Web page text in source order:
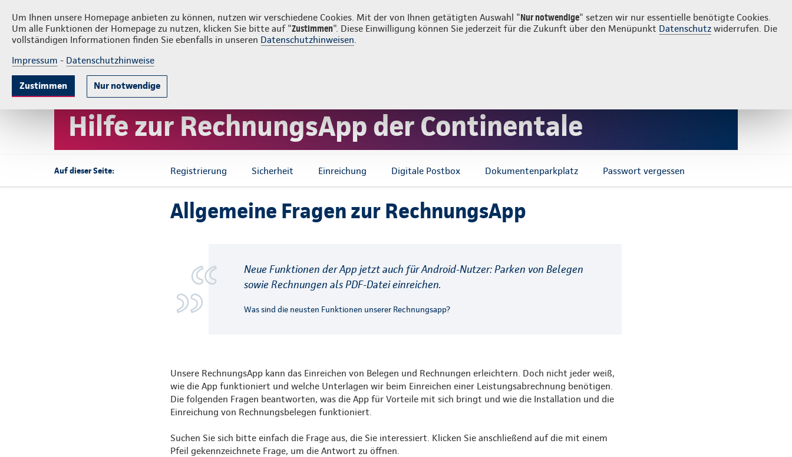
Um Ihnen unsere Homepage anbieten zu können, nutzen wir verschiedene Cookies. Mit der von Ihnen getätigten Auswahl "Nur notwendige" setzen wir nur essentielle benötigte Cookies.
Um alle Funktionen der Homepage zu nutzen, klicken Sie bitte auf "Zustimmen". Diese Einwilligung können Sie jederzeit für die Zukunft über den Menüpunkt Datenschutz widerrufen. Die
vollständigen Informationen finden Sie ebenfalls in unseren Datenschutzhinweisen.
Impressum - Datenschutzhinweise
Zustimmen Nur notwendige
Suche Login Continentale vor Ort
Krankenversicherung
Privatkunden Firmenkunden Über uns Karriere
Schaden & Leistung
Hilfe zur RechnungsApp der Continentale
Auf dieser Seite: Registrierung Sicherheit Einreichung Digitale Postbox Dokumentenparkplatz Passwort vergessen
Allgemeine Fragen zur RechnungsApp
Neue Funktionen der App jetzt auch für Android-Nutzer: Parken von Belegen
sowie Rechnungen als PDF-Datei einreichen.
Was sind die neusten Funktionen unserer Rechnungsapp?
Unsere RechnungsApp kann das Einreichen von Belegen und Rechnungen erleichtern. Doch nicht jeder weiß,
wie die App funktioniert und welche Unterlagen wir beim Einreichen einer Leistungsabrechnung benötigen.
Die folgenden Fragen beantworten, was die App für Vorteile mit sich bringt und wie die Installation und die
Einreichung von Rechnungsbelegen funktioniert.
Suchen Sie sich bitte einfach die Frage aus, die Sie interessiert. Klicken Sie anschließend auf die mit einem
Pfeil gekennzeichnete Frage, um die Antwort zu öffnen.